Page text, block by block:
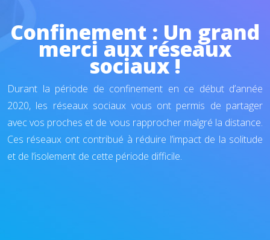
Confinement : Un grand
merci aux réseaux
sociaux !
Durant la période de confinement en ce début d’année
2020, les réseaux sociaux vous ont permis de partager
avec vos proches et de vous rapprocher malgré la distance.
Ces réseaux ont contribué à réduire l’impact de la solitude
et de l’isolement de cette période difficile.